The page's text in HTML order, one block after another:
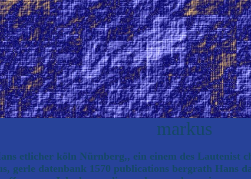
markus
etlicher köln Nürnberg,, ein einem des Lautenist
gerle datenbank 1570 publications bergrath